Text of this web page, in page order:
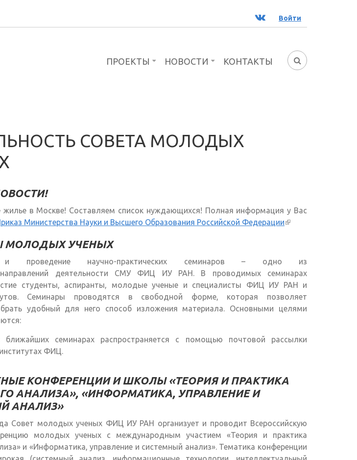
ВК Войти
ФОРМА
ПРОЕКТЫ НОВОСТИ КОНТАКТЫ
СОВЕТА МОЛОДЫХ
жилье в Москве! Составляем список нуждающихся! Полная информация у Вас
Министерства Науки и Высшего Образования Российской Федерации(внешняя
МОЛОДЫХ УЧЕНЫХ
и проведение научно-практических семинаров – одно из
направлений деятельности СМУ ФИЦ ИУ РАН. В проводимых семинарах
студенты, аспиранты, молодые ученые и специалисты ФИЦ ИУ РАН и
Семинары проводятся в свободной форме, которая позволяет
удобный для него способ изложения материала. Основными целями
семинарах распространяется с помощью почтовой рассылки
ФИЦ.
КОНФЕРЕНЦИИ И ШКОЛЫ «ТЕОРИЯ И ПРАКТИКА
АНАЛИЗА», «ИНФОРМАТИКА, УПРАВЛЕНИЕ И
АНАЛИЗ»
Совет молодых ученых ФИЦ ИУ РАН организует и проводит Всероссийскую
молодых ученых с международным участием «Теория и практика
и «Информатика, управление и системный анализ». Тематика конференции